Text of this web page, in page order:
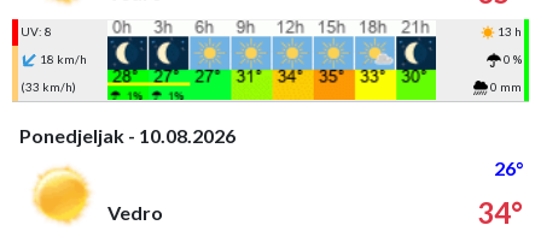
UV: 8
13 h
18 km/h
0 %
(33 km/h)
0 mm
Ponedjeljak - 10.08.2026
26°
Vedro
34°